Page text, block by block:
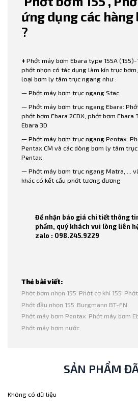
ứng dụng các hàng
?
+Phớt máy bơm Ebara type 155A
phớt nhọn có tác dụng làm kín trục
loại bơm ly tâm trục ngang như :
— Phớt máy bơm trục ngang Stac
— Phớt máy bơm trục ngang Ebara: Phớt
phớt bơm Ebara 2CDX, phớt bơm Ebara
Ebara 3D
— Phớt máy bơm trục ngang Pentax:
Pentax CM và các dòng bơm ly tâm
Pentax
— Phớt máy bơm trục ngang Matra, ...
khác có kết cấu phớt tương đương
Để nhận báo giá chi tiết thông
phẩm, quý khách vui lòng liên
zalo : 098.245.9229
Thẻ bài viết:
Phớt bơm nhọn 155 Phớt cơ khí 155
Phớt đầu nhọn 155 Burgmann BT-FN
Phớt máy bơm Pentax Phớt máy bơm
Phớt máy bơm nước
SẢN PHẨM
Không có dữ liệu